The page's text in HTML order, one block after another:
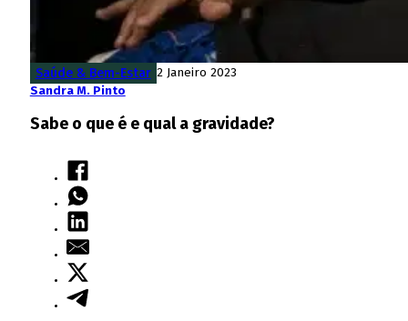
Saúde & Bem-Estar 2 Janeiro 2023
Sandra M. Pinto
Sabe o que é e qual a gravidade?